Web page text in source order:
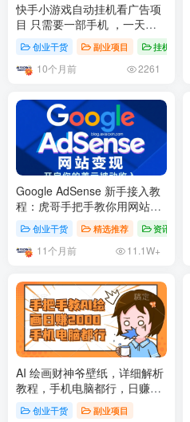
快手小游戏自动挂机看广告项
目 只需要一部手机 ，一天可
以撸50＋ 适合宝妈 和兼职的
人（最后附自动脚本和入口）
创业干货 副业项目 挂机项目
10个月前 2261
Google AdSense 新手接入教
程：虎哥手把手教你用网站赚
取美元收入
创业干货 精选推荐 资讯
11个月前 11.1W+
AI 绘画财神爷壁纸，详细解析
教程，手机电脑都行，日赚
创业干货 副业项目